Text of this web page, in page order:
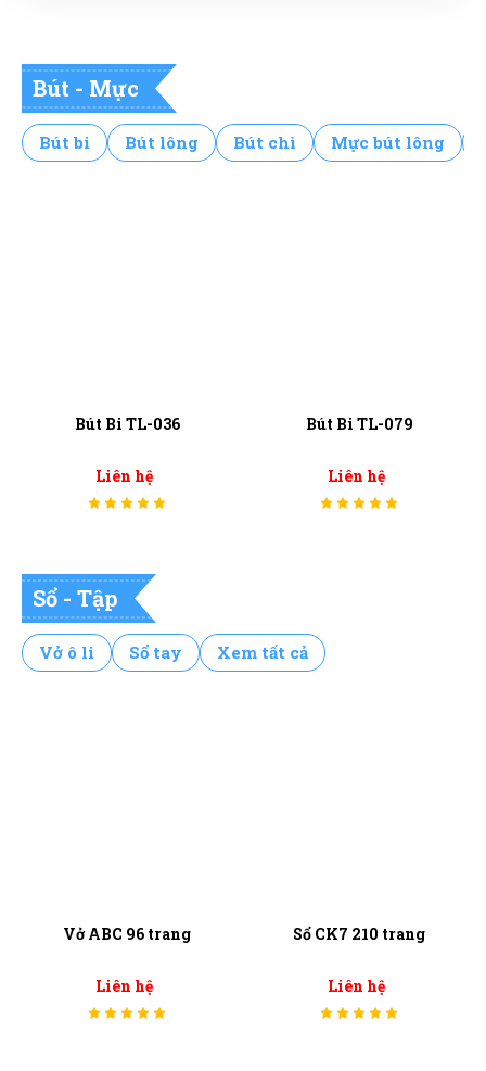
Bút - Mực
Bút bi Bút lông Bút chì Mực bút lông
Bút Bi TL-079 Bút Bi TL-08
Sổ - Tập
Vở ô li Sổ tay Xem tất cả
Vở ABC 96 trang
Liên hệ
Sổ CK7 210 trang
Liên hệ